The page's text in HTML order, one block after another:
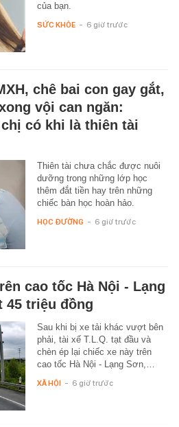
của bạn.
SỨC KHỎE - 6 giờ trước
chê bai con gay gắt,
vội can ngăn:
có khi là thiên tài
Thiên tài chưa chắc được nuôi
dưỡng trong những lớp học
thêm đắt tiền hay trên những
chiếc bàn học hoàn hảo.
HỌC ĐƯỜNG - 6 giờ trước
cao tốc Hà Nội - Lạng
45 triệu đồng
Sau khi bị xe tải khác vượt bên
phải, tài xế T.L.Q. tạt đầu và
chèn ép lại chiếc xe này trên
cao tốc Hà Nội - Lạng Sơn,…
XÃ HỘI - 6 giờ trước